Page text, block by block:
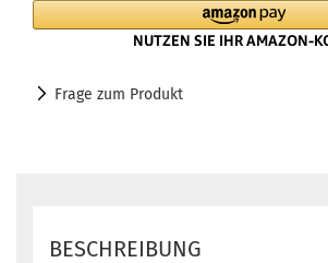
Frage zum Produkt
BESCHREIBUNG